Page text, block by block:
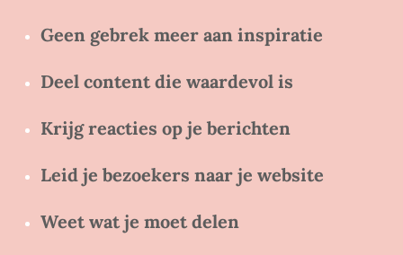
Geen gebrek meer aan inspiratie
Deel content die waardevol is
Krijg reacties op je berichten
Leid je bezoekers naar je website
Weet wat je moet delen